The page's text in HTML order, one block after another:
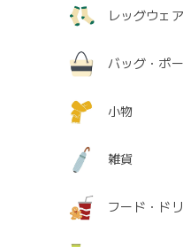
レッグウェア
バッグ・ポ
小物
雑貨
フード・ド